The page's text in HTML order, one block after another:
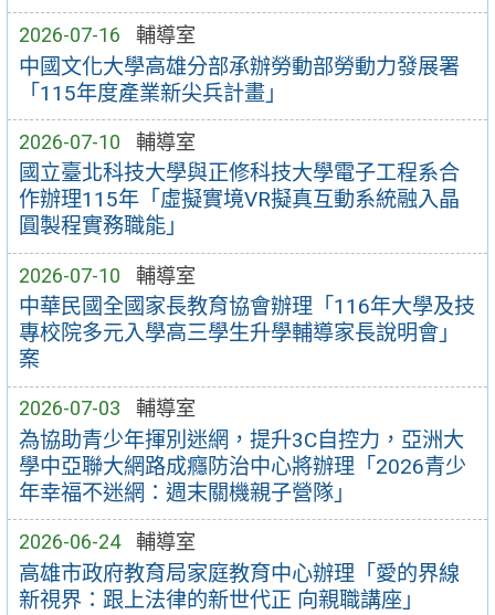
2026-07-16 輔導室
中國文化大學高雄分部承辦勞動部勞動力發展署
「115年度產業新尖兵計畫」
2026-07-10 輔導室
國立臺北科技大學與正修科技大學電子工程系合
作辦理115年「虛擬實境VR擬真互動系統融入晶
圓製程實務職能」
2026-07-10 輔導室
中華民國全國家長教育協會辦理「116年大學及技
專校院多元入學高三學生升學輔導家長說明會」
案
2026-07-03 輔導室
為協助青少年揮別迷網，提升3C自控力，亞洲大
學中亞聯大網路成癮防治中心將辦理「2026青少
年幸福不迷網：週末關機親子營隊」
2026-06-24 輔導室
高雄市政府教育局家庭教育中心辦理「愛的界線
新視界：跟上法律的新世代正 向親職講座」